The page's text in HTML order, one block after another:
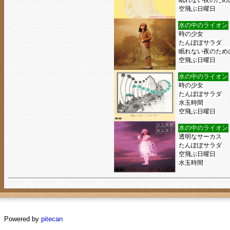
空飛ぶ日曜日
水の中のライオン
時の少女
たんぽぽサラダ
眠れない夜のため
空飛ぶ日曜日
水の中のライオン
時の少女
たんぽぽサラダ
水玉時間
空飛ぶ日曜日
水の中のライオン
透明なサーカス
たんぽぽサラダ
空飛ぶ日曜日
水玉時間
Powered by pitecan